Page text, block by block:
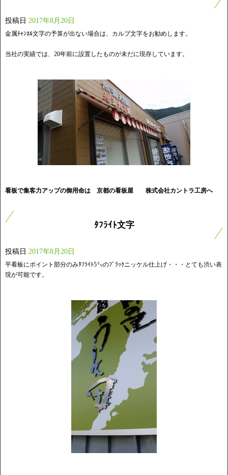
投稿日 2017年8月20日
金属ﾁｬﾝﾈﾙ文字の予算が出ない場合は、カルプ文字をお勧めします。
当社の実績では、20年前に設置したものが未だに現存しています。
看板で集客力アップの御用命は 京都の看板屋 株式会社カントラ工房へ
ﾀﾌﾗｲﾄ文字
投稿日 2017年8月20日
平看板にポイント部分のみﾀﾌﾗｲﾄ5㍉のﾌﾞﾗｯｸニッケル仕上げ・・・とても渋い表
現が可能です。